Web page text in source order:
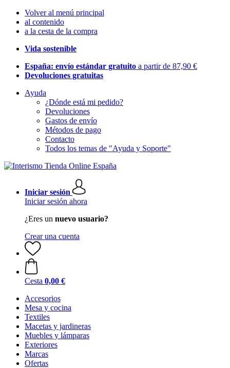
Volver al menú principal
al contenido
a la cesta de la compra
Vida sostenible
España: envío estándar gratuito a partir de 87,90 €
Devoluciones gratuitas
Ayuda
¿Dónde está mi pedido?
Devoluciones
Gastos de envío
Métodos de pago
Contacto
Todos los temas de "Ayuda y Soporte"
Iniciar sesión
Iniciar sesión ahora
¿Eres un nuevo usuario?
Crear una cuenta
Cesta 0,00 €
Accesorios
Mesa y cocina
Textiles
Macetas y jardineras
Muebles y lámparas
Exteriores
Marcas
Ofertas